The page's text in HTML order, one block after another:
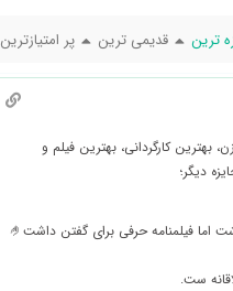
ترین قدیمی ترین پر امتیازترین
زن، بهترین کارگردانی، بهترین فیلم و
با اینکه فیلم برای سال 2017 بود و پوسترای خوبی نداشت اما فیلمنامه حرفی برای گفتن داشت🤌
ست.